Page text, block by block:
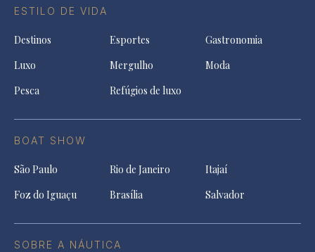
ESTILO DE VIDA
Destinos Esportes
Gastronomia
Luxo
Mergulho
Moda
Pesca
Refúgios de luxo
BOAT SHOW
São Paulo Rio de Janeiro
Itajaí
Foz do Iguaçu
Brasília Salvador
SOBRE A NÁUTICA